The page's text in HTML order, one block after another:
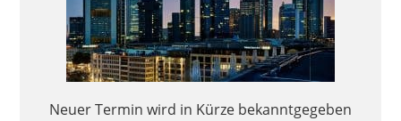
Neuer Termin wird in Kürze bekanntgegeben